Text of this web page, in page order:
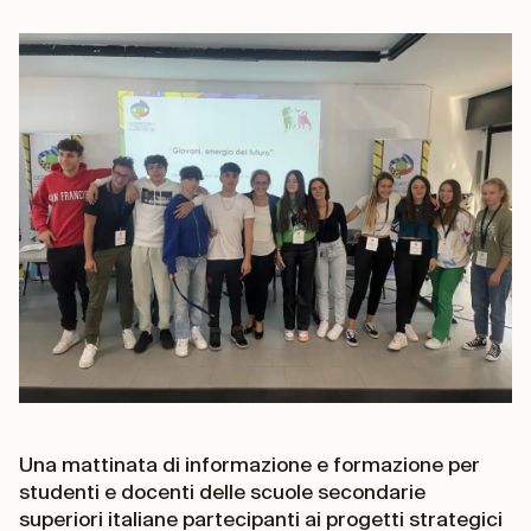
Una mattinata di informazione e formazione per
studenti e docenti delle scuole secondarie
superiori italiane partecipanti ai progetti strategici